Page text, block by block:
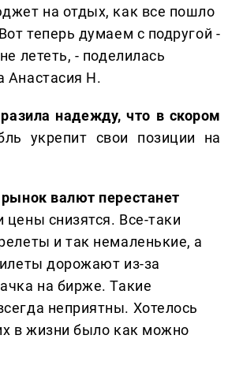
на отдых, как все пошло
теперь думаем с подругой -
лететь, - поделилась
Анастасия Н.
надежду, что в скором
укрепит свои позиции на
валют перестанет
цены снизятся. Все-таки
и так немаленькие, а
дорожают из-за
на бирже. Такие
неприятны. Хотелось
в жизни было как можно